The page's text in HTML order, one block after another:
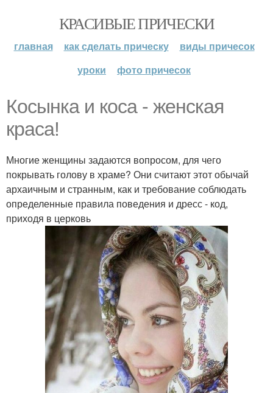
КРАСИВЫЕ ПРИЧЕСКИ
главная как сделать прическу
виды причесок
уроки
фото причесок
Косынка и коса - женская
краса!
Многие женщины задаются вопросом, для чего
покрывать голову в храме? Они считают этот обычай
архаичным и странным, как и требование соблюдать
определенные правила поведения и дресс - код,
приходя в церковь